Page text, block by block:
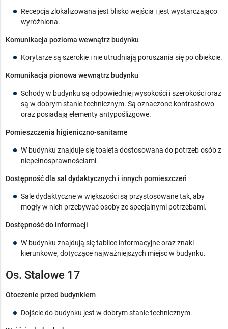
Recepcja zlokalizowana jest blisko wejścia i jest wystarczająco
wyróżniona.
Komunikacja pozioma wewnątrz budynku
Korytarze są szerokie i nie utrudniają poruszania się po obiekcie.
Komunikacja pionowa wewnątrz budynku
Schody w budynku są odpowiedniej wysokości i szerokości oraz
są w dobrym stanie technicznym. Są oznaczone kontrastowo
oraz posiadają elementy antypoślizgowe.
Pomieszczenia higieniczno-sanitarne
W budynku znajduje się toaleta dostosowana do potrzeb osób z
niepełnosprawnościami.
Dostępność dla sal dydaktycznych i innych pomieszczeń
Sale dydaktyczne w większości są przystosowane tak, aby
mogły w nich przebywać osoby ze specjalnymi potrzebami.
Dostępność do informacji
W budynku znajdują się tablice informacyjne oraz znaki
kierunkowe, dotyczące najważniejszych miejsc w budynku.
Os. Stalowe 17
Otoczenie przed budynkiem
Dojście do budynku jest w dobrym stanie technicznym.